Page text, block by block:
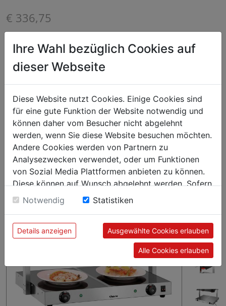
€ 336,75
Lieferzeit: 5-7 Werktage
^
^
IN DEN WARENKORB
Doppelte Wärmewirkung – Die getrennt regelbaren
Infrarotlampen und die Glas-Keramik-Warmhalteplatten
halten die Speisen auf der individuell abgestimmten
Temperatur warm.
Ihre Wahl bezüglich Cookies auf
dieser Webseite
Diese Website nutzt Cookies. Einige Cookies sind
für eine gute Funktion der Website notwendig und
können daher vom Besucher nicht abgelehnt
werden, wenn Sie diese Website besuchen möchten.
Andere Cookies werden von Partnern zu
Analysezwecken verwendet, oder um Funktionen
von Sozial Media Plattformen anbieten zu können.
Diese können auf Wunsch abgelehnt werden. Sofern
sie unsere Webseite weiter nutzen, geben Sie
Einwilligung zu unseren Cookies.
Notwendig Statistiken
Details anzeigen Ausgewählte Cookies erlauben
Alle Cookies erlauben